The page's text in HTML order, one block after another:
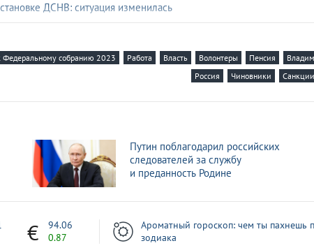
ДСНВ: ситуация изменилась
Путина изменило мировой расклад сил
по ДСНВ изменит следующее десятилетие
собранию честным и искренним
социальные поручения Путина
собранию 2023 Работа Власть Волонтеры Пенсия
Россия
Чиновники Санкции
Путин поблагодарил российских
следователей за службу
и преданность Родине
94.06
0.87
Ароматный гороскоп: чем ты пахнешь
зодиака